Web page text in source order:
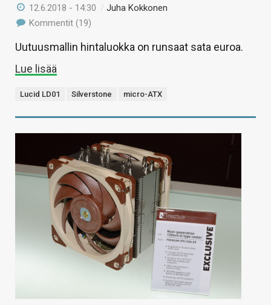
12.6.2018 - 14:30 /Juha Kokkonen
Kommentit (19)
Uutuusmallin hintaluokka on runsaat sata euroa.
Lue lisää
Lucid LD01 Silverstone micro-ATX